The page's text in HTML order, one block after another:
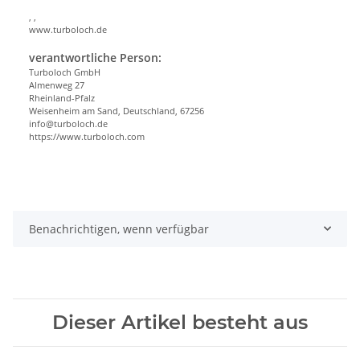
www.turboloch.de
verantwortliche Person:
Turboloch GmbH
Almenweg 27
Rheinland-Pfalz
Weisenheim am Sand, Deutschland, 67256
info@turboloch.de
https://www.turboloch.com
Benachrichtigen, wenn verfügbar
Dieser Artikel besteht aus